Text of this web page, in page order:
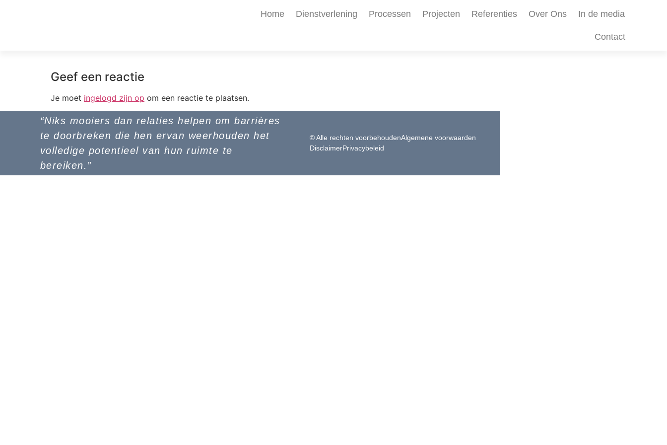
Home Dienstverlening Processen Projecten Referenties Over Ons In de media
Contact
Geef een reactie
Je moet ingelogd zijn op om een reactie te plaatsen.
“Niks mooiers dan relaties helpen om barrières
te doorbreken die hen ervan weerhouden het
volledige potentieel van hun ruimte te
bereiken.”
© Alle rechten voorbehoudenAlgemene voorwaarden
DisclaimerPrivacybeleid